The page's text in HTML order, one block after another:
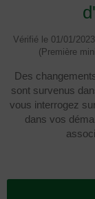
Vérifié le 01/01/
(Première
Des
sont survenus
vous interrogez
dans vos